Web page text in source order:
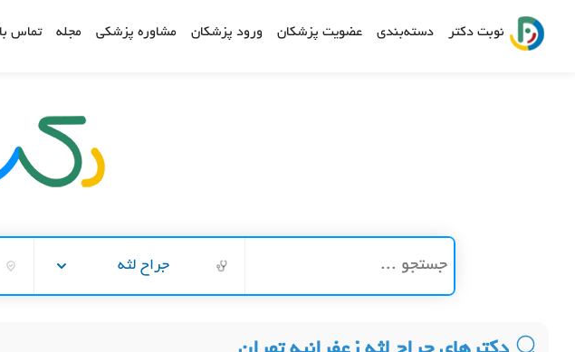
نوبت دکتر دسته‌بندی عضویت پزشکان ورود پزشکان مشاوره پزشکی مجله تماس
جراح لثه